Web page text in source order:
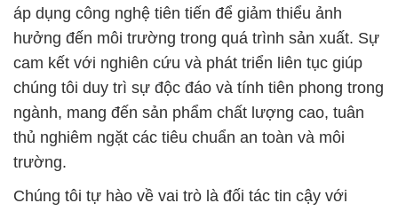
áp dụng công nghệ tiên tiến để giảm thiểu ảnh
hưởng đến môi trường trong quá trình sản xuất. Sự
cam kết với nghiên cứu và phát triển liên tục giúp
chúng tôi duy trì sự độc đáo và tính tiên phong trong
ngành, mang đến sản phẩm chất lượng cao, tuân
thủ nghiêm ngặt các tiêu chuẩn an toàn và môi
trường.
Chúng tôi tự hào về vai trò là đối tác tin cậy với